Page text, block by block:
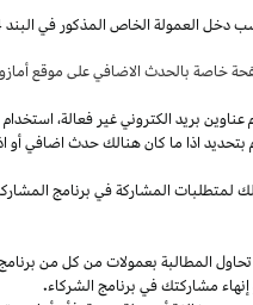
خاصة بالحدث الاضافي على موقع
بريد الكتروني غيرفعالة، استخدام
بتحديد اذا ما كان هنالك حدث اضافي أو
لمتطلبات المشاركة في برنامج
المطالبة بعمولات من كل من
مشاركتك في برنامج الشركاء.